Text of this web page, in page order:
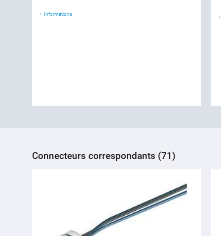
Informations
Connecteurs correspondants (71)